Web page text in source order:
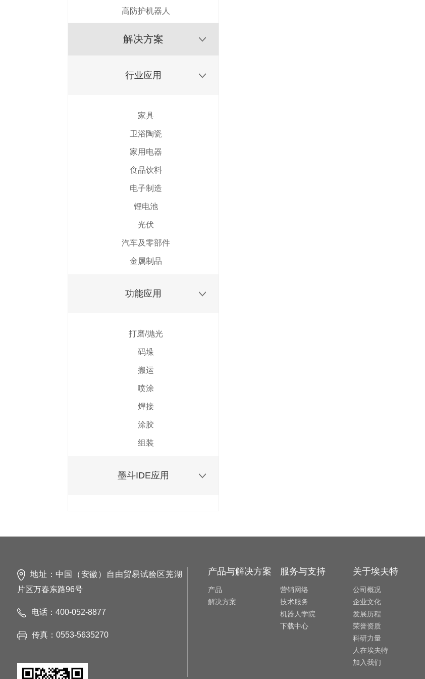
高防护机器人
解决方案
行业应用
家具
卫浴陶瓷
家用电器
食品饮料
电子制造
锂电池
光伏
汽车及零部件
金属制品
功能应用
打磨/抛光
码垛
搬运
喷涂
焊接
涂胶
组装
墨斗IDE应用
地址：中国（安徽）自由贸易试验区芜湖
片区万春东路96号
电话：400-052-8877
传真：0553-5635270
产品与解决方案
产品
解决方案
服务与支持
营销网络
技术服务
机器人学院
下载中心
关于埃夫特
公司概况
企业文化
发展历程
荣誉资质
科研力量
人在埃夫特
加入我们